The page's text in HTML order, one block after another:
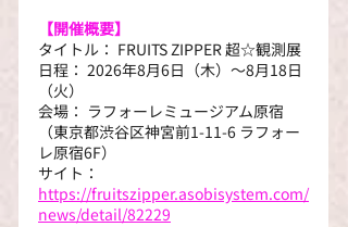
【開催概要】
タイトル： FRUITS ZIPPER 超☆観測展
日程： 2026年8月6日（木）～8月18日
（火）
会場： ラフォーレミュージアム原宿
（東京都渋谷区神宮前1-11-6 ラフォー
レ原宿6F）
サイト：
https://fruitszipper.asobisystem.com/
news/detail/82229